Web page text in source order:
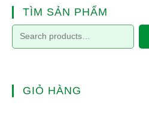
TÌM SẢN PHẨM
GIỎ HÀNG